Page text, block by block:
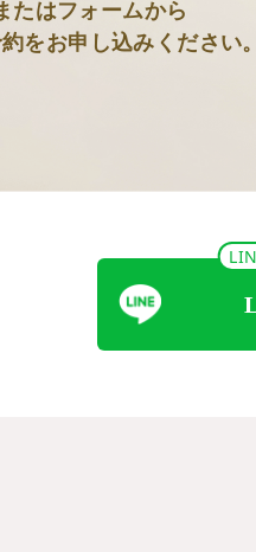
たはフォームから
をお申し込みください。